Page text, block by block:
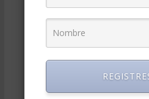
Finanzas Corporativas(748)
Gerencia social y ambiental
Marketing(988)